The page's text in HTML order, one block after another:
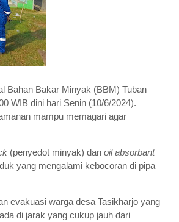
Bahan Bakar Minyak (BBM) Tuban
WIB dini hari Senin (10/6/2024).
mampu memagari agar
(penyedot minyak) dan oil absorbant
yang mengalami kebocoran di pipa
evakuasi warga desa Tasikharjo yang
di jarak yang cukup jauh dari